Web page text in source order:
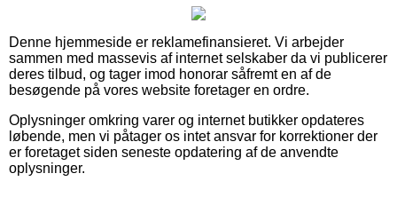
Denne hjemmeside er reklamefinansieret. Vi arbejder
sammen med massevis af internet selskaber da vi publicerer
deres tilbud, og tager imod honorar såfremt en af de
besøgende på vores website foretager en ordre.
Oplysninger omkring varer og internet butikker opdateres
løbende, men vi påtager os intet ansvar for korrektioner der
er foretaget siden seneste opdatering af de anvendte
oplysninger.